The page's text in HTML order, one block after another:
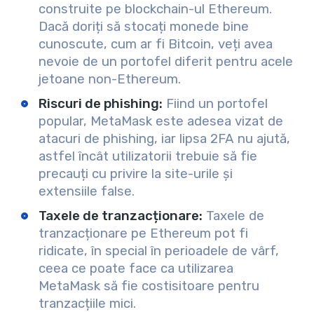
construite pe blockchain-ul Ethereum.
Dacă doriți să stocați monede bine
cunoscute, cum ar fi Bitcoin, veți avea
nevoie de un portofel diferit pentru acele
jetoane non-Ethereum.
Riscuri de phishing: Fiind un portofel
popular, MetaMask este adesea vizat de
atacuri de phishing, iar lipsa 2FA nu ajută,
astfel încât utilizatorii trebuie să fie
precauți cu privire la site-urile și
extensiile false.
Taxele de tranzacționare: Taxele de
tranzacționare pe Ethereum pot fi
ridicate, în special în perioadele de vârf,
ceea ce poate face ca utilizarea
MetaMask să fie costisitoare pentru
tranzacțiile mici.